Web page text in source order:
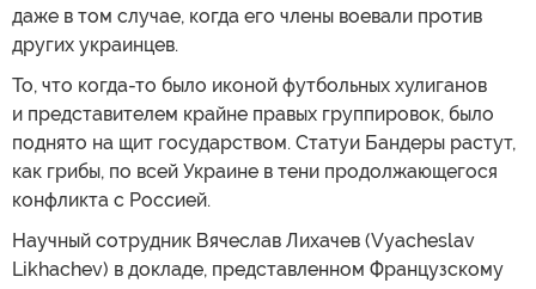
даже в том случае, когда его члены воевали против
других украинцев.
То, что когда-то было иконой футбольных хулиганов
и представителем крайне правых группировок, было
поднято на щит государством. Статуи Бандеры растут,
как грибы, по всей Украине в тени продолжающегося
конфликта с Россией.
Научный сотрудник Вячеслав Лихачев (Vyacheslav
Likhachev) в докладе, представленном Французскому